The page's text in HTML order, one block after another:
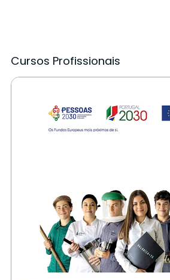
Cursos Profissionais